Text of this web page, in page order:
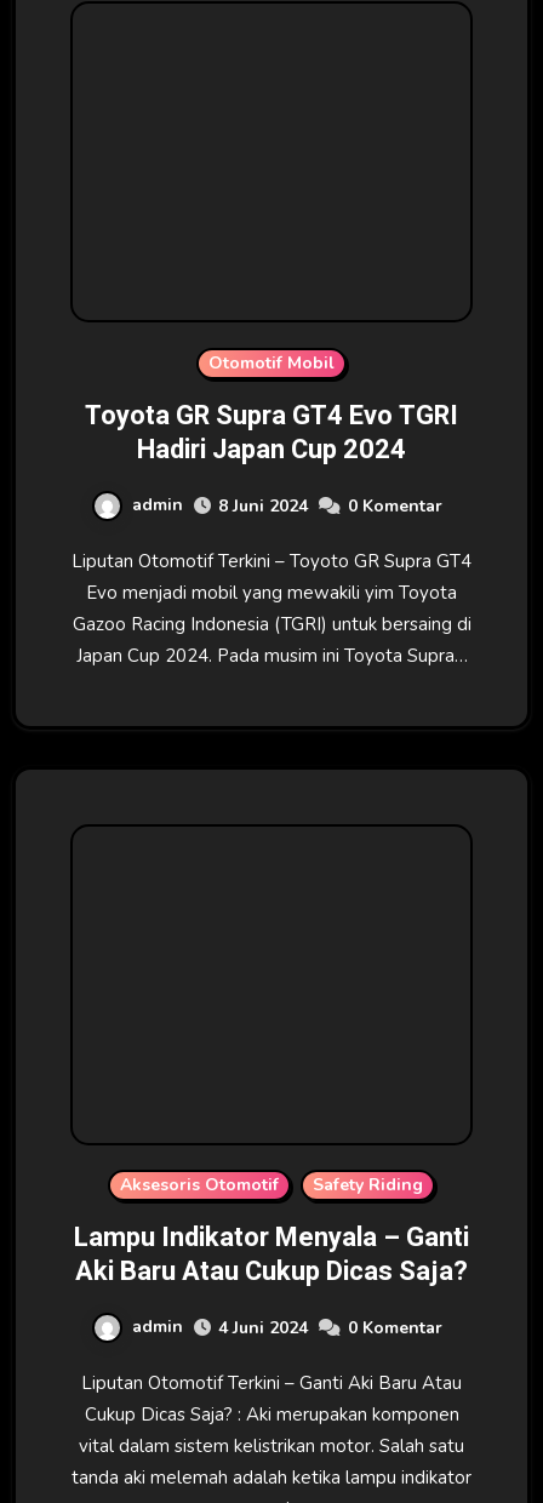
Otomotif Mobil
Toyota GR Supra GT4 Evo TGRI
Hadiri Japan Cup 2024
admin 8 Juni 2024 0 Komentar
Liputan Otomotif Terkini – Toyoto GR Supra GT4
Evo menjadi mobil yang mewakili yim Toyota
Gazoo Racing Indonesia (TGRI) untuk bersaing di
Japan Cup 2024. Pada musim ini Toyota Supra…
Aksesoris Otomotif Safety Riding
Lampu Indikator Menyala – Ganti
Aki Baru Atau Cukup Dicas Saja?
admin 4 Juni 2024 0 Komentar
Liputan Otomotif Terkini – Ganti Aki Baru Atau
Cukup Dicas Saja? : Aki merupakan komponen
vital dalam sistem kelistrikan motor. Salah satu
tanda aki melemah adalah ketika lampu indikator